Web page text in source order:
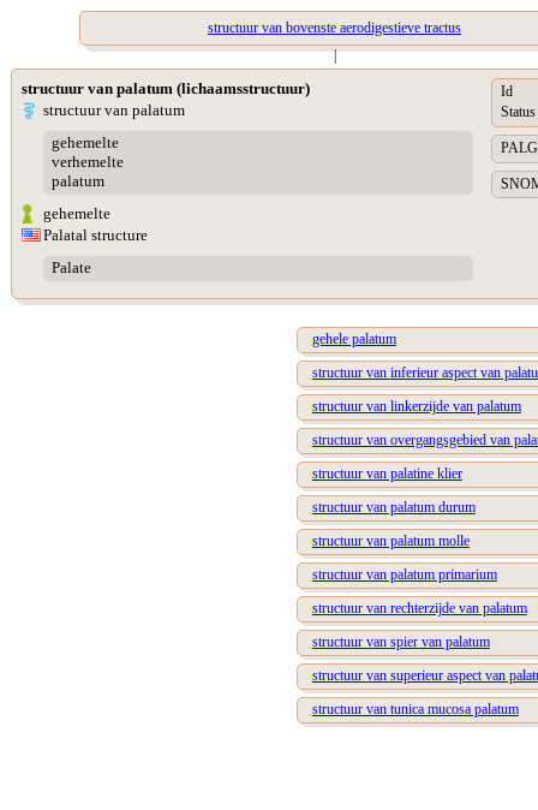
structuur van bovenste aerodigestieve tractus
|
structuur van palatum (lichaamsstructuur)
structuur van palatum
gehemelte
verhemelte
palatum
gehemelte
Palatal structure
Palate
Id
Status
gehele palatum
structuur van inferieur aspect van
structuur van linkerzijde van palatum
structuur van overgangsgebied van
structuur van palatine klier
structuur van palatum durum
structuur van palatum molle
structuur van palatum primarium
structuur van rechterzijde van palatum
structuur van spier van palatum
structuur van superieur aspect van
structuur van tunica mucosa palatum